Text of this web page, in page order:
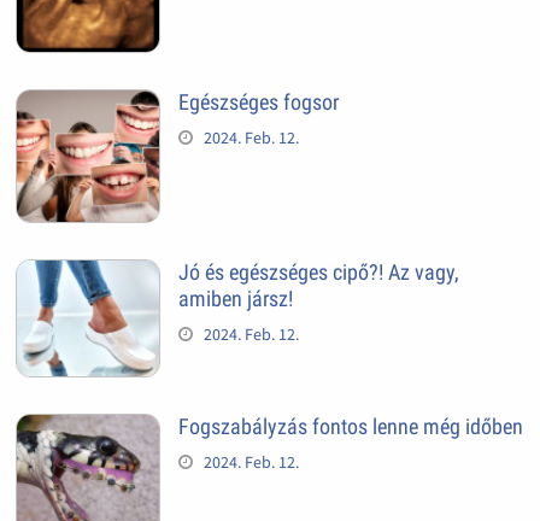
Egészséges fogsor
2024. Feb. 12.
Jó és egészséges cipő?! Az vagy,
amiben jársz!
2024. Feb. 12.
Fogszabályzás fontos lenne még időben
2024. Feb. 12.